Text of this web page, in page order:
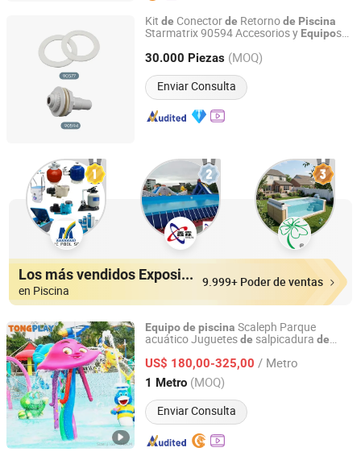
Kit de Conectorde Retornode Piscina
Starmatrix 90594 Accesorios y Equipos
30.000 Piezas (MOQ)
Enviar Consulta
Starmatrix Group Inc.
Jiangsu, China Desde 2021
Los más vendidos Expositores
en Piscina
9.999+ Poder de ventas
Equipode piscina Scaleph Parque
acuático Juguetesde salpicadura de
US$ 180,00-325,00 / Metro
1 Metro (MOQ)
Enviar Consulta
Foshan Goodhall Technology Co., Ltd
Guangdong, China Desde 2023